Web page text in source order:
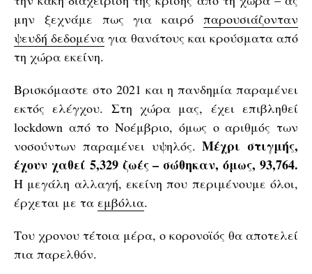
μην ξεχνάμε πως για καιρό παρουσιάζονταν
ψευδή δεδομένα για θανάτους και κρούσματα από
τη χώρα εκείνη.
Βρισκόμαστε στο 2021 και η πανδημία παραμένει
εκτός ελέγχου. Στη χώρα μας, έχει επιβληθεί
lockdown από το Νοέμβριο, όμως ο αριθμός των
νοσούντων παραμένει υψηλός. Μέχρι στιγμής,
έχουν χαθεί 5,329 ζωές – σώθηκαν, όμως, 93,764.
Η μεγάλη αλλαγή, εκείνη που περιμένουμε όλοι,
έρχεται με τα εμβόλια.
Του χρονου τέτοια μέρα, ο κορονοϊός θα αποτελεί
πια παρελθόν.